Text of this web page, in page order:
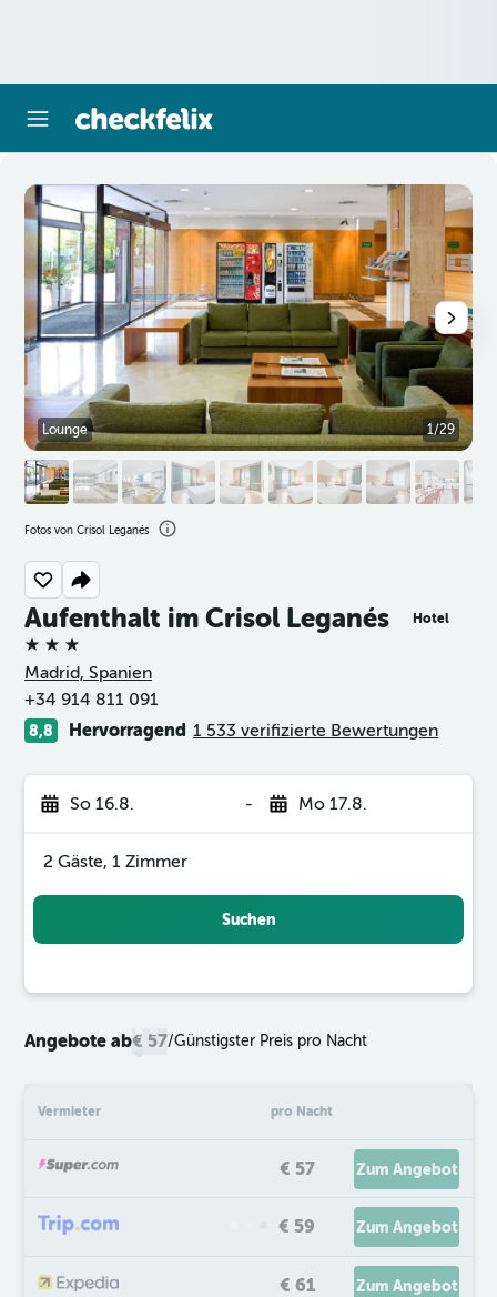
Aufenthalt im Crisol Leganés Hotel
3 Sterne
Madrid, Spanien
+34 914 811 091
8,8 Hervorragend 1 533 verifizierte Bewertungen
So 16.8. - Mo 17.8.
2 Gäste, 1 Zimmer
Suchen
Angebote ab€ 57/Günstigster Preis pro Nacht
Vermieter pro Nacht
€ 57 Zum Angebot
€ 59 Zum Angebot
€ 61 Zum Angebot
Lounge 1/29
Fotos von Crisol Leganés